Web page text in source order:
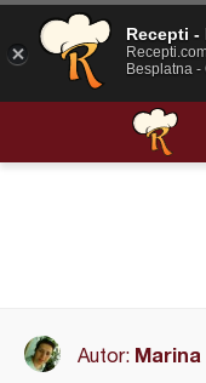
Autor:
Recepti -
Besplatna